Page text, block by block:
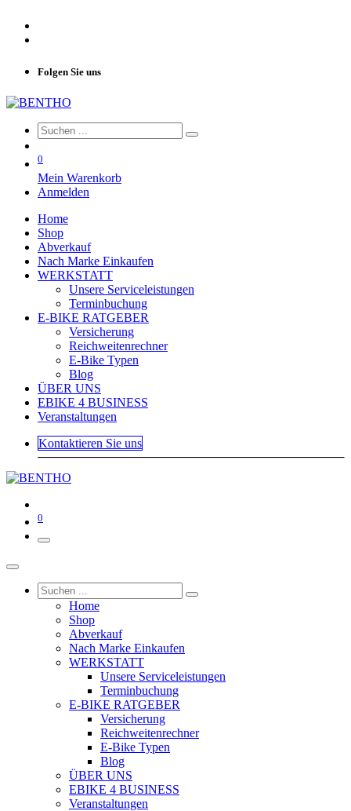
Folgen Sie uns
0
Mein Warenkorb
Anmelden
Home
Shop
Abverkauf
Nach Marke Einkaufen
WERKSTATT
Unsere Serviceleistungen
Terminbuchung
E-BIKE RATGEBER
Versicherung
Reichweitenrechner
E-Bike Typen
Blog
ÜBER UNS
EBIKE 4 BUSINESS
Veranstaltungen
Kontaktieren Sie uns
0
Home
Shop
Abverkauf
Nach Marke Einkaufen
WERKSTATT
Unsere Serviceleistungen
Terminbuchung
E-BIKE RATGEBER
Versicherung
Reichweitenrechner
E-Bike Typen
Blog
ÜBER UNS
EBIKE 4 BUSINESS
Veranstaltungen